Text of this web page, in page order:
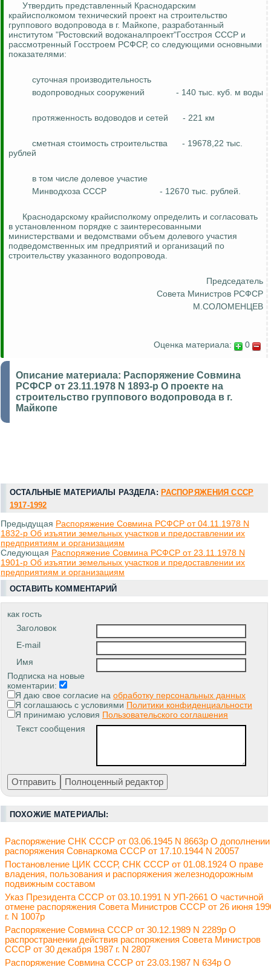
Утвердить представленный Краснодарским
крайисполкомом технический проект на строительство
группового водопровода в г. Майкопе, разработанный
институтом "Ростовский водоканалпроект"Госстроя СССР и
рассмотренный Госстроем РСФСР, со следующими основными
показателями:
суточная производительность
водопроводных сооружений
- 140 тыс. куб. м воды
протяженность водоводов и сетей - 221 км
сметная стоимость строительства
- 19678,22 тыс.
рублей
в том числе долевое участие
Минводхоза СССР
- 12670 тыс. рублей.
Краснодарскому крайисполкому определить и согласовать
в установленном порядке с заинтересованными
министерствами и ведомствами объем долевого участия
подведомственных им предприятий и организаций по
строительству указанного водопровода.
Председатель
Совета Министров РСФСР
М.СОЛОМЕНЦЕВ
Оценка материала: 0
Описание материала: Распоряжение Совмина
РСФСР от 23.11.1978 N 1893-р О проекте на
строительство группового водопровода в г.
Майкопе
ОСТАЛЬНЫЕ МАТЕРИАЛЫ РАЗДЕЛА: РАСПОРЯЖЕНИЯ СССР
1917-1992
Предыдущая Распоряжение Совмина РСФСР от 04.11.1978 N
1832-р Об изъятии земельных участков и предоставлении их
предприятиям и организациям
Следующая Распоряжение Совмина РСФСР от 23.11.1978 N
1901-р Об изъятии земельных участков и предоставлении их
предприятиям и организациям
ОСТАВИТЬ КОММЕНТАРИЙ
как гость
Заголовок
E-mail
Имя
Подписка на новые
коментарии:
Я даю свое согласие на обработку персональных данных
Я соглашаюсь с условиями Политики конфиденциальности
Я принимаю условия Пользовательского соглашения
Текст сообщения
ПОХОЖИЕ МАТЕРИАЛЫ:
Распоряжение СНК СССР от 03.06.1945 N 8663р О дополнении
распоряжения Совнаркома СССР от 17.10.1944 N 20057
Постановление ЦИК СССР, СНК СССР от 01.08.1924 О праве
владения, пользования и распоряжения железнодорожным
подвижным составом
Указ Президента СССР от 03.10.1991 N УП-2661 О частичной
отмене распоряжения Совета Министров СССР от 26 июня
г. N 1007р
Распоряжение Совмина СССР от 30.12.1989 N 2289р О
распространении действия распоряжения Совета Министров
СССР от 30 декабря 1987 г. N 2807
Распоряжение Совмина СССР от 23.03.1987 N 634р О